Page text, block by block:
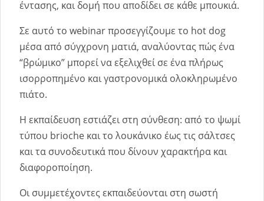
έντασης, και δομή που αποδίδει σε κάθε μπουκιά.
Σε αυτό το webinar προσεγγίζουμε το hot dog
μέσα από σύγχρονη ματιά, αναλύοντας πώς ένα
“βρώμικο” μπορεί να εξελιχθεί σε ένα πλήρως
ισορροπημένο και γαστρονομικά ολοκληρωμένο
πιάτο.
Η εκπαίδευση εστιάζει στη σύνθεση: από το ψωμί
τύπου brioche και το λουκάνικο έως τις σάλτσες
και τα συνοδευτικά που δίνουν χαρακτήρα και
διαφοροποίηση.
Οι συμμετέχοντες εκπαιδεύονται στη σωστή